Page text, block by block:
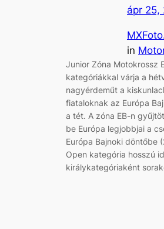
ápr 25,
in
Junior Zóna Motokrossz
kategóriákkal várja a
nagyérdeműt a
fiataloknak az Európa
a tét. A zóna EB-n
be Európa legjobbjai a
Európa Bajnoki döntőbe
Open kategória hosszú
királykategóriaként